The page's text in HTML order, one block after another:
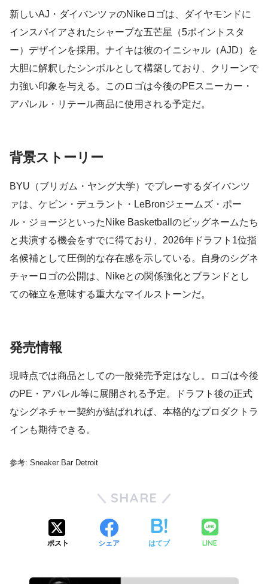
新しいAJ・ダイバンツァのNikeロゴは、ダイヤモンドに
インスパイアされたシャープな五芒星（5ポイントスタ
ー）デザインを採用。ナイキは彼のイニシャル（AJD）を
大胆に解釈したシンボルとして構築しており、クリーンで
力強い印象を与える。このロゴは今後のPEスニーカー・
アパレル・リテール商品に使用される予定だ。
背景ストーリー
BYU（ブリガム・ヤング大学）でプレーするダイバンツ
ァは、ケビン・デュラント・LeBronジェームズ・ポー
ル・ジョージといったNike Basketballのビッグネームたち
と共演する機会をすでに得ており、2026年ドラフト1位指
名候補として圧倒的な存在感を示している。自身のシグネ
チャーロゴの公開は、Nikeとの関係強化とブランドとし
ての確立を意味する重大なマイルストーンだ。
発売情報
現時点では商品としての一般発売予定はなし。ロゴは今後
のPE・アパレル等に展開される予定。ドラフト後の正式
なシグネチャー契約が結ばれれば、本格的なプロダクトラ
インも期待できる。
参考: Sneaker Bar Detroit
SHARE
ポスト シェア はてブ LINE